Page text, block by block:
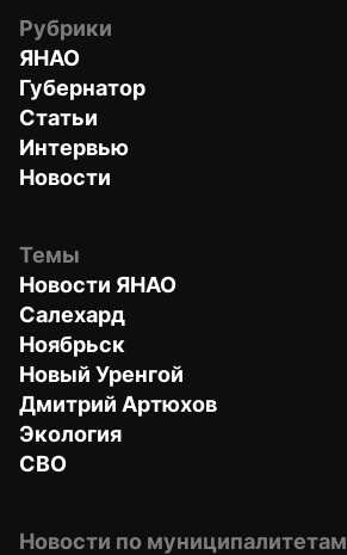
Рубрики
ЯНАО
Губернатор
Статьи
Интервью
Новости
Темы
Новости ЯНАО
Салехард
Ноябрьск
Новый Уренгой
Дмитрий Артюхов
Экология
СВО
Новости по муниципалитетам